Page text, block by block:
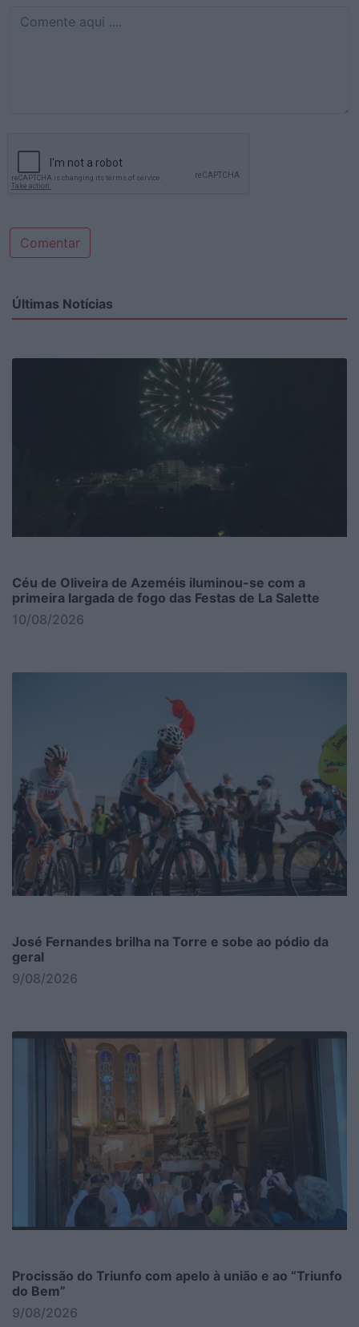
Comentar
Últimas Notícias
Céu de Oliveira de Azeméis iluminou-se com a
primeira largada de fogo das Festas de La Salette
10/08/2026
José Fernandes brilha na Torre e sobe ao pódio da
geral
9/08/2026
Procissão do Triunfo com apelo à união e ao “Triunfo
do Bem”
9/08/2026